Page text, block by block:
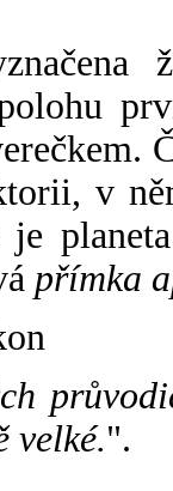
v
přímka
velké.".